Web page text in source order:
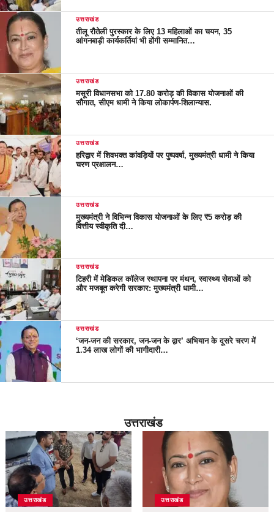
उत्तराखंड
तीलू रौतेली पुरस्कार के लिए 13 महिलाओं का चयन, 35
आंगनबाड़ी कार्यकर्तियां भी होंगी सम्मानित…
उत्तराखंड
मसूरी विधानसभा को 17.80 करोड़ की विकास योजनाओं की
सौगात, सीएम धामी ने किया लोकार्पण-शिलान्यास.
उत्तराखंड
हरिद्वार में शिवभक्त कांवड़ियों पर पुष्पवर्षा, मुख्यमंत्री धामी ने किया
चरण प्रक्षालन…
उत्तराखंड
मुख्यमंत्री ने विभिन्न विकास योजनाओं के लिए ₹5 करोड़ की
वित्तीय स्वीकृति दी…
उत्तराखंड
टिहरी में मेडिकल कॉलेज स्थापना पर मंथन, स्वास्थ्य सेवाओं को
और मजबूत करेगी सरकार: मुख्यमंत्री धामी…
उत्तराखंड
‘जन-जन की सरकार, जन-जन के द्वार’ अभियान के दूसरे चरण में
1.34 लाख लोगों की भागीदारी…
उत्तराखंड
उत्तराखंड उत्तराखंड